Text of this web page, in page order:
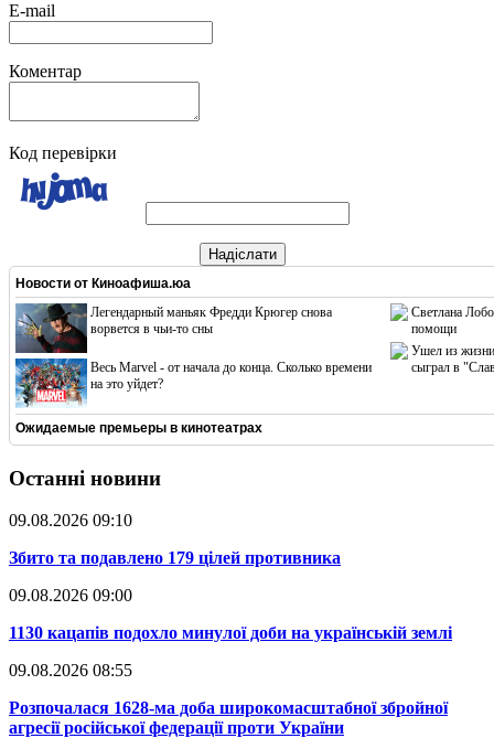
E-mail
Коментар
Код перевірки
Надіслати
Новости от Киноафиша.юа
Легендарный маньяк Фредди Крюгер снова
ворвется в чьи-то сны
Весь Marvel - от начала до конца. Сколько времени
на это уйдет?
Светлана
помощи
Ушел из жизни
сыграл в
Ожидаемые премьеры в кинотеатрах
Останні новини
09.08.2026 09:10
​Збито та подавлено 179 цілей противника
09.08.2026 09:00
​1130 кацапів подохло минулої доби на українській землі
09.08.2026 08:55
​Розпочалася 1628-ма доба широкомасштабної збройної
агресії російської федерації проти України